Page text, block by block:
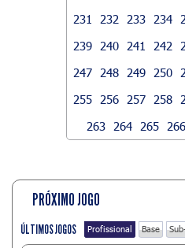
231
232 233 234
239
240 241 242
247
248 249 250
255
256 257 258
263
264 265 266
PRÓXIMO JOGO
ÚLTIMOS JOGOS Profissional Base